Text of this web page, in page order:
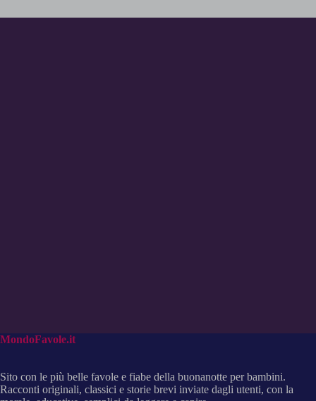
MondoFavole.it
Sito con le più belle favole e fiabe della buonanotte per bambini.
Racconti originali, classici e storie brevi inviate dagli utenti, con la